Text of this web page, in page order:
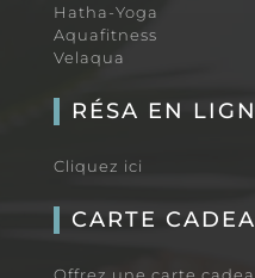
Hatha-Yoga
Aquafitness
Velaqua
RÉSA EN
Cliquez ici
CARTE